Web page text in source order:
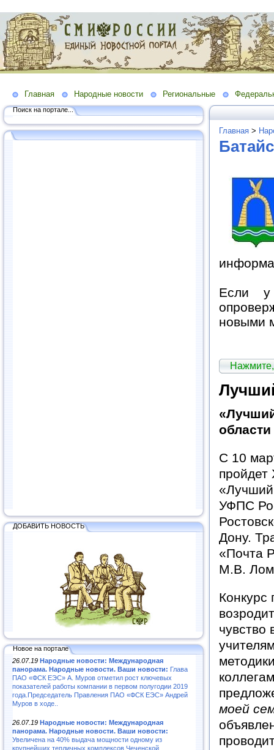
Главная Народные новости Региональные
Поиск на портале...
ДОБАВИТЬ НОВОСТЬ
Новое на портале
26.07.19 Народные новости: Международная
панорама. Народные новости. Ваши новости: Глава
ПАО «ФСК ЕЭС» А. Муров отметил рост ключевых
показателей работы компании в первом полугодии 2019
года.Председатель Правления ПАО «ФСК ЕЭС» Андрей
Муров в ходе..
26.07.19 Народные новости: Международная
панорама. Народные новости. Ваши новости:
Увеличена на 40% выдача мощности одному из
крупнейших тепличных комплексов Чеченской
Главная >
Если
новыми
области
С 10
пройдет
«Лучший
УФПС
Дону.
«Почта
М.В.
Конкурс
чувство
моей